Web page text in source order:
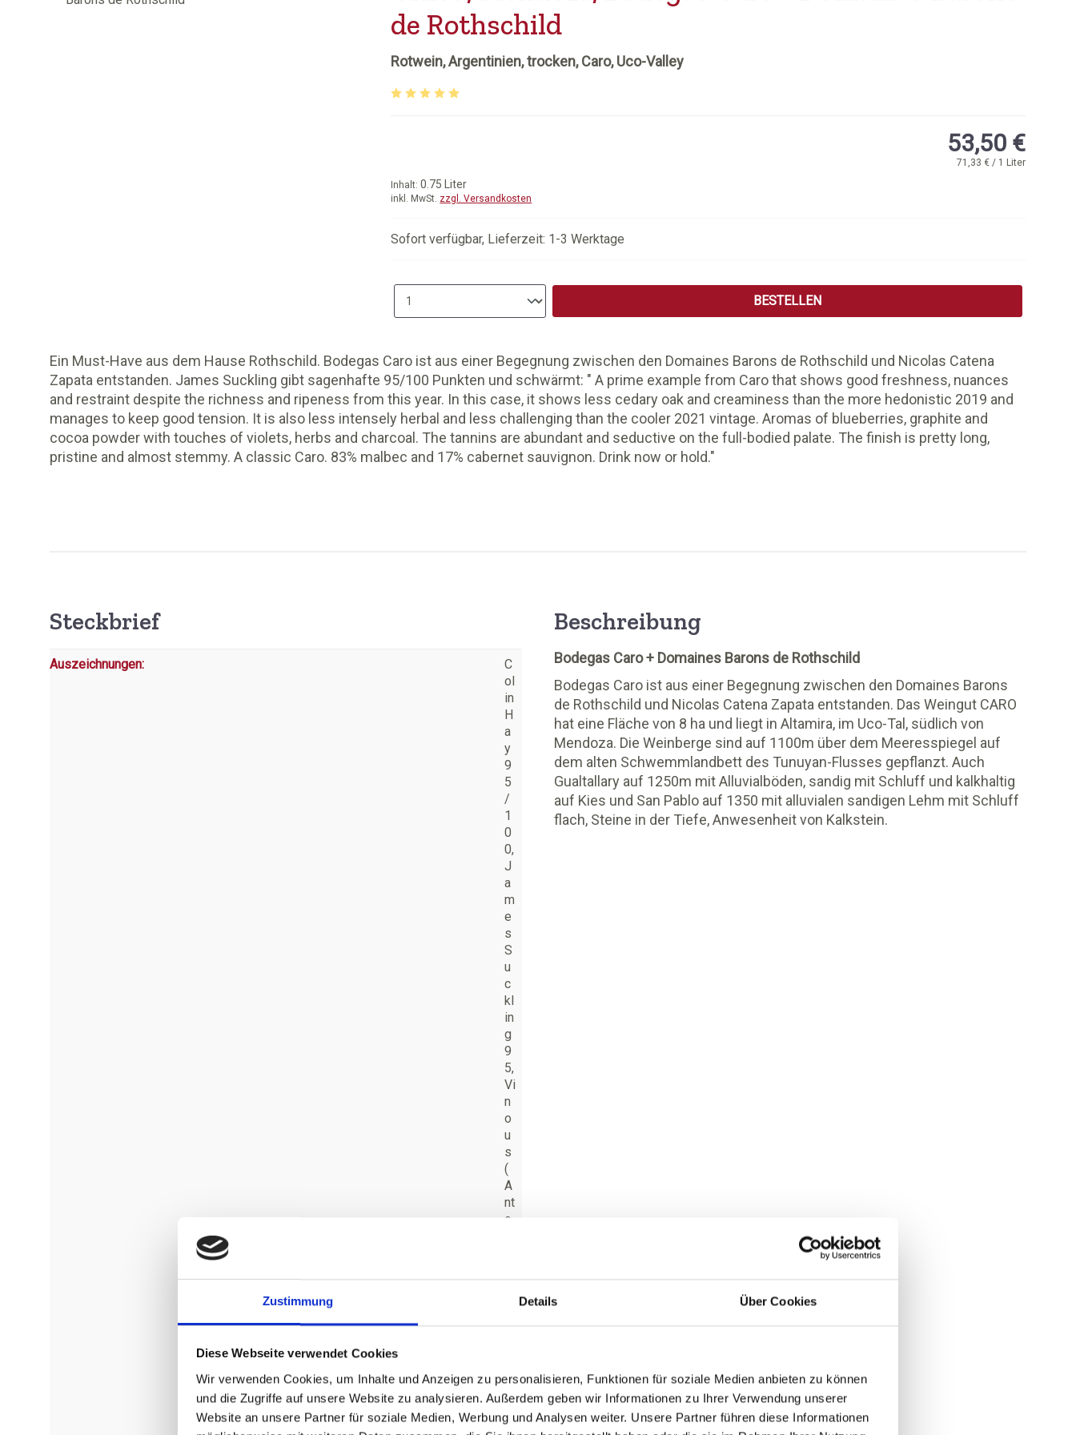
Zustimmung Details Über Cookies
Diese Webseite verwendet Cookies
Wir verwenden Cookies, um Inhalte und Anzeigen zu personalisieren, Funktionen für soziale Medien anbieten zu können
und die Zugriffe auf unsere Website zu analysieren. Außerdem geben wir Informationen zu Ihrer Verwendung unserer
Website an unsere Partner für soziale Medien, Werbung und Analysen weiter. Unsere Partner führen diese Informationen
Ein Must-Have aus dem Hause Rothschild. Bodegas Caro ist aus einer Begegnung zwischen den Domaines Barons de Rothschild und Nicolas Catena
Zapata entstanden. James Suckling gibt sagenhafte 95/100 Punkten und schwärmt: " A prime example from Caro that shows good freshness, nuances
and restraint despite the richness and ripeness from this year. In this case, it shows less cedary oak and creaminess than the more hedonistic 2019 and
manages to keep good tension. It is also less intensely herbal and less challenging than the cooler 2021 vintage. Aromas of blueberries, graphite and
cocoa powder with touches of violets, herbs and charcoal. The tannins are abundant and seductive on the full-bodied palate. The finish is pretty long,
pristine and almost stemmy. A classic Caro. 83% malbec and 17% cabernet sauvignon. Drink now or hold."
de Rothschild
Rotwein, Argentinien, trocken, Caro, Uco-Valley
53,50 €
71,33 € / 1 Liter
Inhalt:0.75 Liter
inkl. MwSt. zzgl. Versandkosten
Sofort verfügbar, Lieferzeit: 1-3 Werktage
Produkt Anzahl: Gib den gewünschten Wert ein oder benutze die
BESTELLEN
Steckbrief
Auszeichnungen:
C
ol
in
H
a
y
9
5
/
1
0
0,
J
a
m
e
s
S
u
c
kl
in
g
9
5,
Vi
n
o
u
s
(
A
nt
o
P
u
n
Beschreibung
Bodegas Caro + Domaines Barons de Rothschild
Bodegas Caro ist aus einer Begegnung zwischen den Domaines Barons
de Rothschild und Nicolas Catena Zapata entstanden. Das Weingut CARO
hat eine Fläche von 8 ha und liegt in Altamira, im Uco-Tal, südlich von
Mendoza. Die Weinberge sind auf 1100m über dem Meeresspiegel auf
dem alten Schwemmlandbett des Tunuyan-Flusses gepflanzt. Auch
Gualtallary auf 1250m mit Alluvialböden, sandig mit Schluff und kalkhaltig
auf Kies und San Pablo auf 1350 mit alluvialen sandigen Lehm mit Schluff
flach, Steine in der Tiefe, Anwesenheit von Kalkstein.